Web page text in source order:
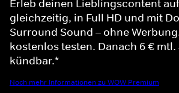
Erleb deinen Lieblingscontent
gleichzeitig, in Full HD und mit
Surround Sound – ohne
kostenlos testen. Danach 6 €
kündbar.*
Noch mehr Informationen zu WOW Premium